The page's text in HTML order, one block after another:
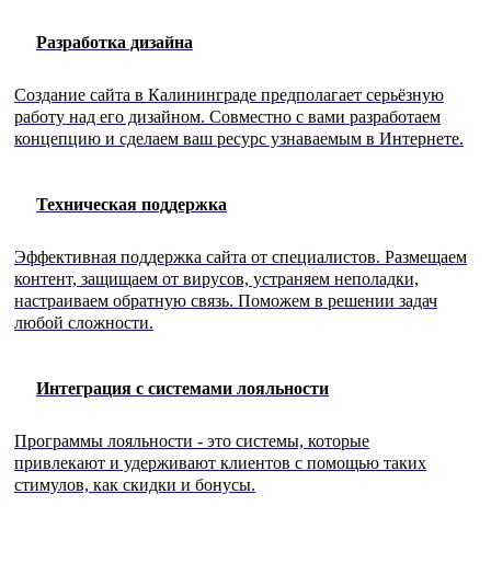
Разработка дизайна
Создание сайта в Калининграде предполагает серьёзную
работу над его дизайном. Совместно с вами разработаем
концепцию и сделаем ваш ресурс узнаваемым в Интернете.
Техническая поддержка
Эффективная поддержка сайта от специалистов. Размещаем
контент, защищаем от вирусов, устраняем неполадки,
настраиваем обратную связь. Поможем в решении задач
любой сложности.
Интеграция с системами лояльности
Программы лояльности - это системы, которые
привлекают и удерживают клиентов с помощью таких
стимулов, как скидки и бонусы.